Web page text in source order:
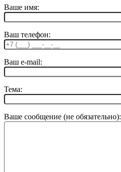
Ваше имя:
Ваш телефон:
Ваш e-mail:
Тема:
Ваше сообщение (не обязательно):